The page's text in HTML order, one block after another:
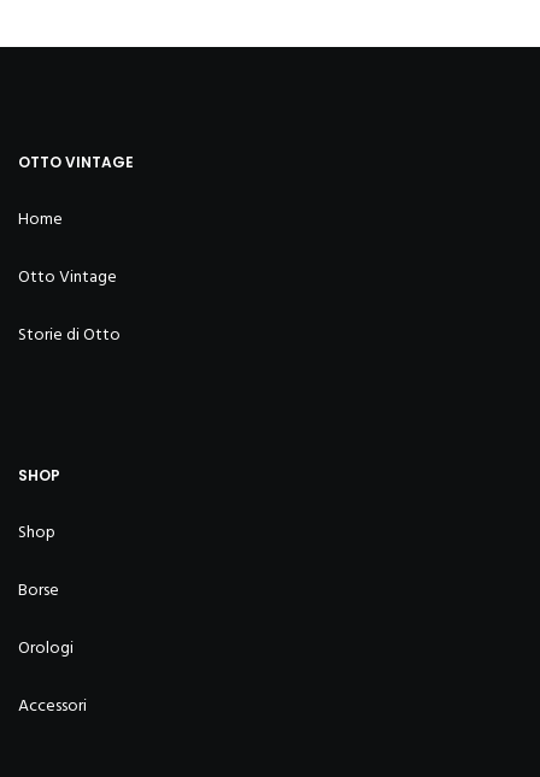
OTTO VINTAGE
Home
Otto Vintage
Storie di Otto
SHOP
Shop
Borse
Orologi
Accessori